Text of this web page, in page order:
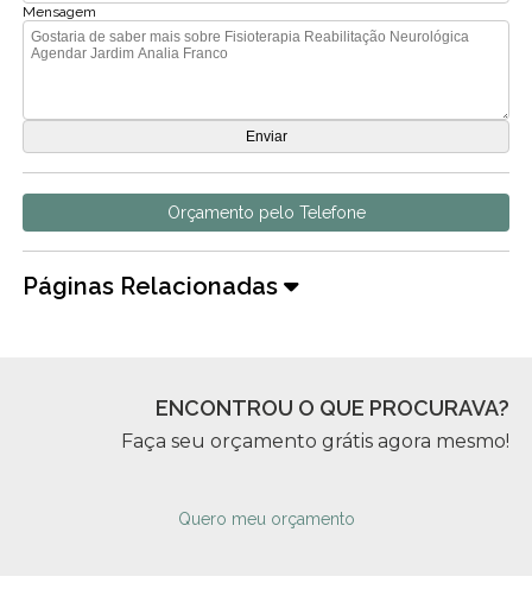
Mensagem
Orçamento pelo Telefone
Páginas Relacionadas
ENCONTROU O QUE PROCURAVA?
Faça seu orçamento grátis agora mesmo!
Quero meu orçamento